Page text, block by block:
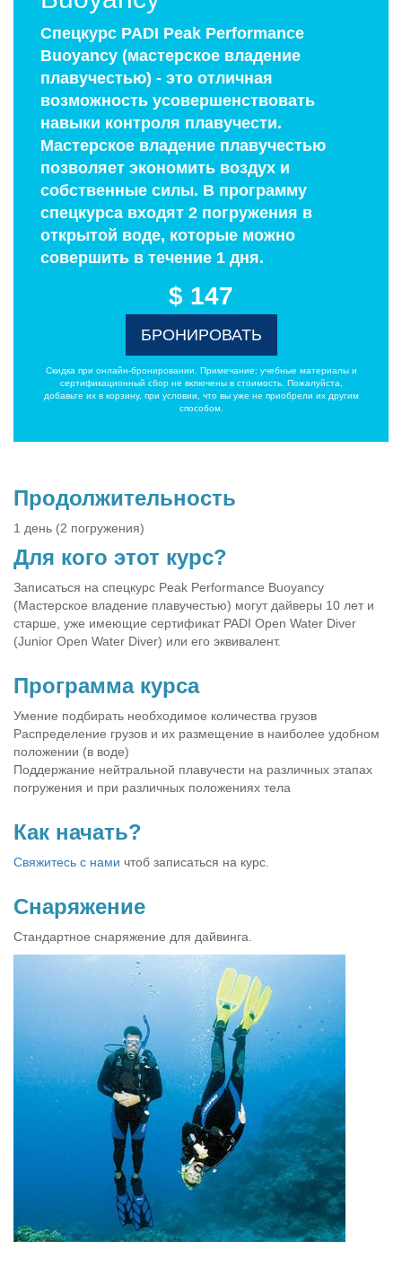
Спецкурс PADI Peak Performance
Buoyancy (мастерское владение
плавучестью) - это отличная
возможность усовершенствовать
навыки контроля плавучести.
Мастерское владение плавучестью
позволяет экономить воздух и
собственные силы. В программу
спецкурса входят 2 погружения в
открытой воде, которые можно
совершить в течение 1 дня.
$ 147
БРОНИРОВАТЬ
Скидка при онлайн-бронировании. Примечание: учебные материалы и
сертификационный сбор не включены в стоимость. Пожалуйста,
добавьте их в корзину, при условии, что вы уже не приобрели их другим
способом.
Продолжительность
1 день (2 погружения)
Для кого этот курс?
Записаться на спецкурс Peak Performance Buoyancy
(Мастерское владение плавучестью) могут дайверы 10 лет и
старше, уже имеющие сертификат PADI Open Water Diver
(Junior Open Water Diver) или его эквивалент.
Программа курса
Умение подбирать необходимое количества грузов
Распределение грузов и их размещение в наиболее удобном
положении (в воде)
Поддержание нейтральной плавучести на различных этапах
погружения и при различных положениях тела
Как начать?
Свяжитесь с нами чтоб записаться на курс.
Снаряжение
Стандартное снаряжение для дайвинга.